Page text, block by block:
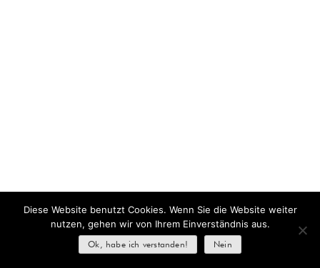
Diese Website benutzt Cookies. Wenn Sie die Website weiter
nutzen, gehen wir von Ihrem Einverständnis aus.
Ok, habe ich verstanden! Nein